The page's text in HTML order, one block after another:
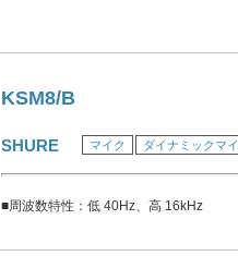
KSM8/B
SHURE マイク ダイナミックマ
■周波数特性：低 40Hz、高 16kHz